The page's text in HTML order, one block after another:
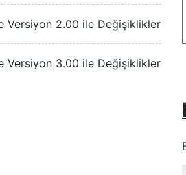
Versiyon 2.00 ile Değişiklikler
Versiyon 3.00 ile Değişiklikler